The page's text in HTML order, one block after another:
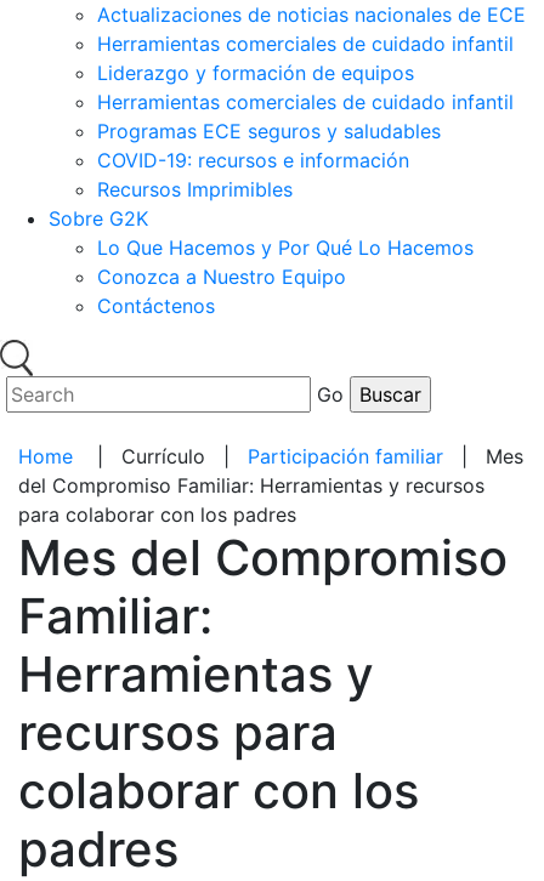
Actualizaciones de noticias nacionales de ECE
Herramientas comerciales de cuidado infantil
Liderazgo y formación de equipos
Herramientas comerciales de cuidado infantil
Programas ECE seguros y saludables
COVID-19: recursos e información
Recursos Imprimibles
Sobre G2K
Lo Que Hacemos y Por Qué Lo Hacemos
Conozca a Nuestro Equipo
Contáctenos
Go
Home Currículo Participación familiar
Mes
del Compromiso Familiar: Herramientas y recursos
para colaborar con los padres
Mes del Compromiso
Familiar:
Herramientas y
recursos para
colaborar con los
padres